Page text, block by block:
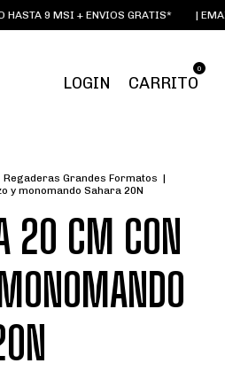
9 MSI + ENVIOS GRATIS* | EMAIL:
LOGIN CARRITO
0
Regaderas Grandes Formatos |
y monomando Sahara 20N
20 CM CON